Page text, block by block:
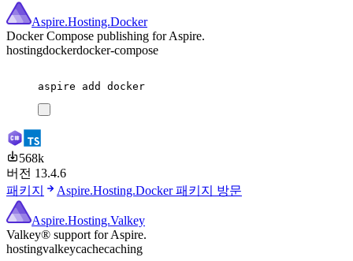
Aspire.Hosting.Docker
Docker Compose publishing for Aspire.
hostingdockerdocker-compose
aspire add docker
568k
버전 13.4.6
패키지
Aspire.Hosting.Docker 패키지 방문
Aspire.Hosting.Valkey
Valkey® support for Aspire.
hostingvalkeycachecaching